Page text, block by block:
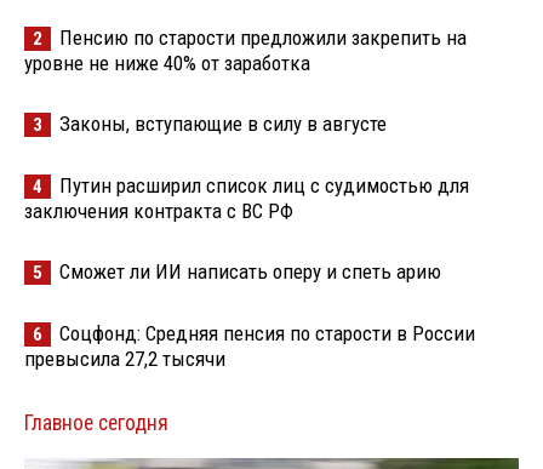
2
Пенсию по старости предложили закрепить на
уровне не ниже 40% от заработка
3 Законы, вступающие в силу в августе
4
Путин расширил список лиц с судимостью для
заключения контракта с ВС РФ
5 Сможет ли ИИ написать оперу и спеть арию
6
Соцфонд: Средняя пенсия по старости в России
превысила 27,2 тысячи
Главное сегодня